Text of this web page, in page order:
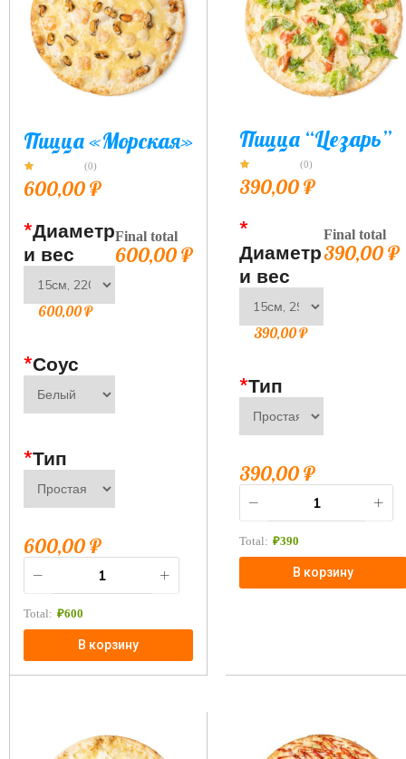
Пицца «Морская»
(0)
600,00₽
*Диаметр
и вес
600,00₽
*Соус
*Тип
Final total
600,00₽
600,00₽
Total: ₽600
В корзину
Пицца “Цезарь”
(0)
390,00₽
*
Диаметр
и вес
390,00₽
*Тип
Final total
390,00₽
390,00₽
Total: ₽390
В корзину